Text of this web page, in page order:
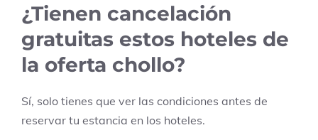
¿Tienen cancelación
gratuitas estos hoteles de
la oferta chollo?
Sí, solo tienes que ver las condiciones antes de
reservar tu estancia en los hoteles.